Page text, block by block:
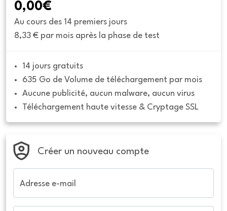
0,00€
Au cours des 14 premiers jours
8,33 € par mois après la phase de test
14 jours gratuits
635 Go de Volume de téléchargement par mois
Aucune publicité, aucun malware, aucun virus
Téléchargement haute vitesse & Cryptage SSL
Créer un nouveau compte
Adresse e-mail